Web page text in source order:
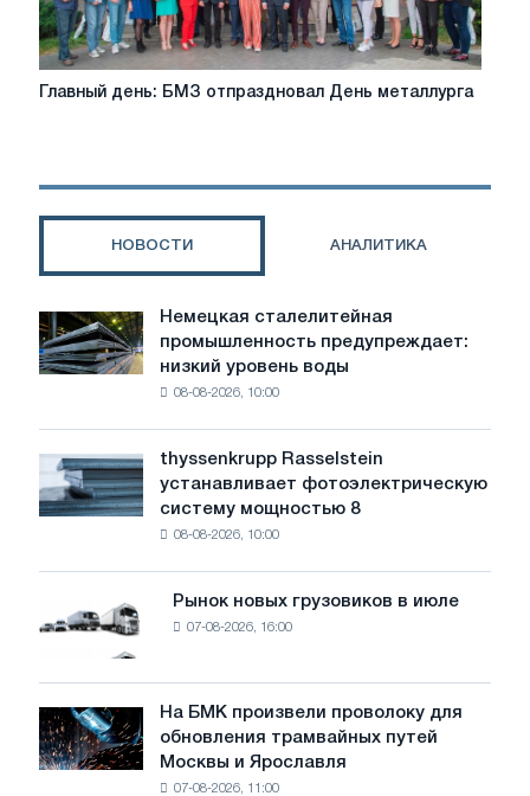
обмеження
Главный
Главный день: БМЗ отпраздновал День металлурга
НОВОСТИ АНАЛИТИКА
Немецкая
сталелитейная
промышленность
предупреждает:
воды
угрожает
безопасности
Немецкая сталелитейная
промышленность предупреждает:
низкий уровень воды
08-08-2026, 10:00
thyssenkrupp
Rasselstein
устанавливает
фотоэлектрическую
достижения
целей
обезуглероживания
thyssenkrupp Rasselstein
устанавливает фотоэлектрическую
систему мощностью 8
08-08-2026, 10:00
Рынок
новых
грузовиков
в
июле
Рынок новых грузовиков в июле
07-08-2026, 16:00
На
БМК
произвели
На БМК произвели проволоку для
обновления трамвайных путей
Москвы и Ярославля
07-08-2026, 11:00